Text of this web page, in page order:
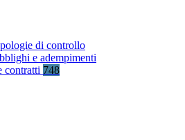
di controllo
e adempimenti
contratti 748